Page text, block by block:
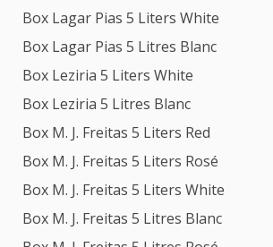
Box Lagar Pias 5 Liters White
Box Lagar Pias 5 Litres Blanc
Box Leziria 5 Liters White
Box Leziria 5 Litres Blanc
Box M. J. Freitas 5 Liters Red
Box M. J. Freitas 5 Liters Rosé
Box M. J. Freitas 5 Liters White
Box M. J. Freitas 5 Litres Blanc